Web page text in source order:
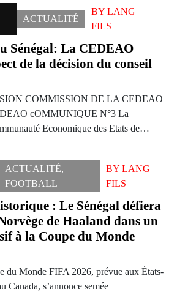
ACTUALITÉ
BYLANG
FILS
Sénégal: La CEDEAO
de la décision du conseil
COMMISSION DE LA CEDEAO
cOMMUNIQUE N°3 La
Economique des Etats de…
ACTUALITÉ,
FOOTBALL
BY LANG
FILS
: Le Sénégal défiera
de Haaland dans un
à la Coupe du Monde
du Monde FIFA 2026, prévue aux États-
Canada, s’annonce semée